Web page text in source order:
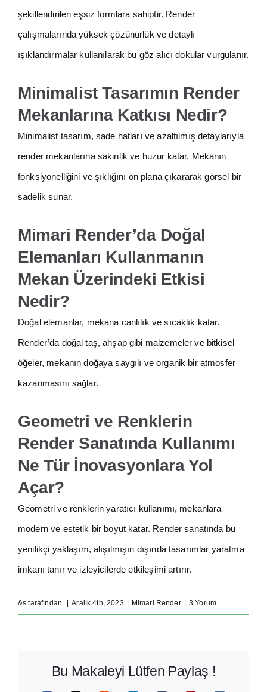
şekillendirilen eşsiz formlara sahiptir. Render
çalışmalarında yüksek çözünürlük ve detaylı
ışıklandırmalar kullanılarak bu göz alıcı dokular vurgulanır.
Minimalist Tasarımın Render
Mekanlarına Katkısı Nedir?
Minimalist tasarım, sade hatları ve azaltılmış detaylarıyla
render mekanlarına sakinlik ve huzur katar. Mekanın
fonksiyonelliğini ve şıklığını ön plana çıkararak görsel bir
sadelik sunar.
Mimari Render’da Doğal
Elemanları Kullanmanın
Mekan Üzerindeki Etkisi
Nedir?
Doğal elemanlar, mekana canlılık ve sıcaklık katar.
Render’da doğal taş, ahşap gibi malzemeler ve bitkisel
öğeler, mekanın doğaya saygılı ve organik bir atmosfer
kazanmasını sağlar.
Geometri ve Renklerin
Render Sanatında Kullanımı
Ne Tür İnovasyonlara Yol
Açar?
Geometri ve renklerin yaratıcı kullanımı, mekanlara
modern ve estetik bir boyut katar. Render sanatında bu
yenilikçi yaklaşım, alışılmışın dışında tasarımlar yaratma
imkanı tanır ve izleyicilerde etkileşimi artırır.
&s tarafından. Aralık 4th, 2023 Mimari Render 3 Yorum
Bu Makaleyi Lütfen Paylaş !